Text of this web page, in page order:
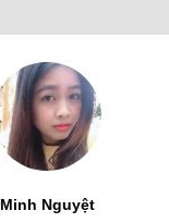
Minh Nguyệt